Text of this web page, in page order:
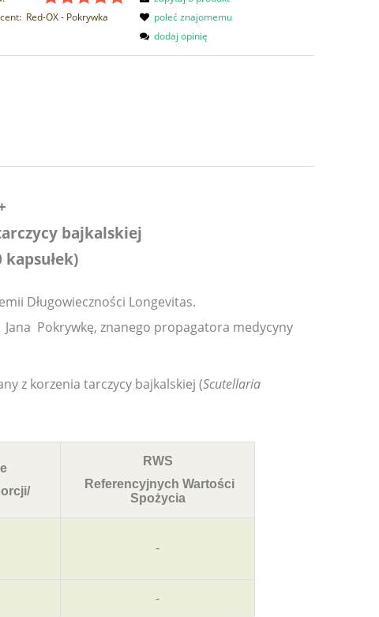
Red-OX - Pokrywka
poleć znajomemu
dodaj opinię
bajkalskiej
kapsułek)
Długowieczności Longevitas.
Pokrywkę, znanego propagatora medycyny
z korzenia tarczycy bajkalskiej (Scutellaria
RWS
Referencyjnych Wartości
Spożycia
-
-